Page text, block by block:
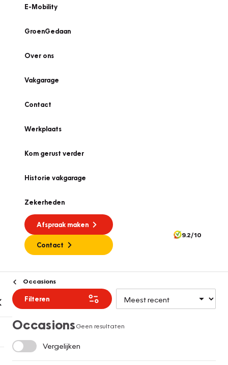
E-Mobility
GroenGedaan
Over ons
Vakgarage
Contact
Werkplaats
Kom gerust verder
Historie vakgarage
Zekerheden
Afspraak maken
Contact
9.2/10
Occasions
Filteren
OccasionsGeen resultaten
Vergelijken